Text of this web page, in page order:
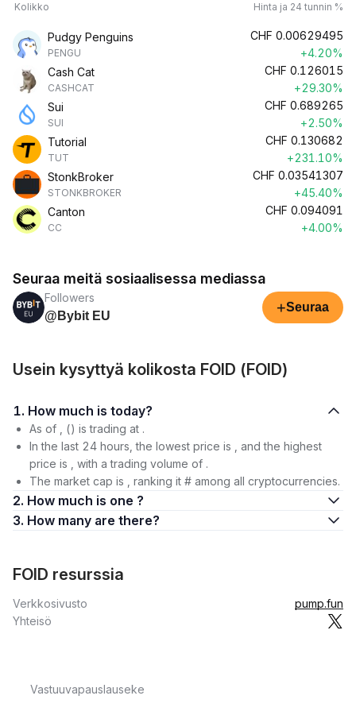
Kolikko Hinta ja 24 tunnin %
Pudgy Penguins
PENGU
CHF 0.00629495
+4.20%
Cash Cat
CASHCAT
CHF 0.126015
+29.30%
Sui
SUI
CHF 0.689265
+2.50%
Tutorial
TUT
CHF 0.130682
+231.10%
StonkBroker
STONKBROKER
CHF 0.03541307
+45.40%
Canton
CC
CHF 0.094091
+4.00%
Seuraa meitä sosiaalisessa mediassa
Followers
@Bybit EU
+Seuraa
Usein kysyttyä kolikosta FOID (FOID)
1. How much is today?
As of , () is trading at .
In the last 24 hours, the lowest price is , and the highest
price is , with a trading volume of .
The market cap is , ranking it # among all cryptocurrencies.
2. How much is one ?
3. How many are there?
FOID resurssia
Verkkosivusto
pump.fun
Yhteisö
Vastuuvapauslauseke